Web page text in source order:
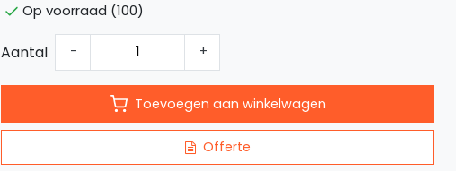
Op voorraad (100)
Aantal - +
Toevoegen aan winkelwagen
Offerte